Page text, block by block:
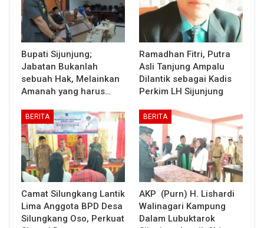
Bupati Sijunjung;
Jabatan Bukanlah
sebuah Hak, Melainkan
Amanah yang harus…
Ramadhan Fitri, Putra
Asli Tanjung Ampalu
Dilantik sebagai Kadis
Perkim LH Sijunjung
BERITA
Camat Silungkang Lantik
Lima Anggota BPD Desa
Silungkang Oso, Perkuat
BERITA
AKP (Purn) H. Lishardi
Walinagari Kampung
Dalam Lubuktarok